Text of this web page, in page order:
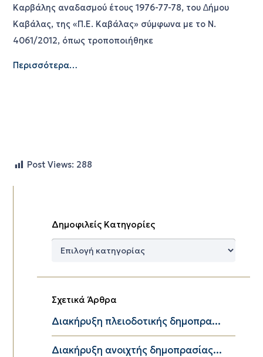
Καρβάλης αναδασμού έτους 1976-77-78, του ∆ήμου
Καβάλας, της «Π.Ε. Καβάλας» σύμφωνα με το Ν.
4061/2012, όπως τροποποιήθηκε
Περισσότερα…
Post Views: 288
Δημοφιλείς Κατηγορίες
Δημοφιλείς
Σχετικά Άρθρα
Διακήρυξη πλειοδοτικής δημοπρα...
Διακήρυξη ανοιχτής δημοπρασίας...